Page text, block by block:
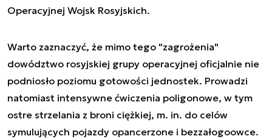
Operacyjnej Wojsk Rosyjskich.
Warto zaznaczyć, że mimo tego "zagrożenia"
dowództwo rosyjskiej grupy operacyjnej oficjalnie nie
podniosło poziomu gotowości jednostek. Prowadzi
natomiast intensywne ćwiczenia poligonowe, w tym
ostre strzelania z broni ciężkiej, m. in. do celów
symulujących pojazdy opancerzone i bezzałogoowce.